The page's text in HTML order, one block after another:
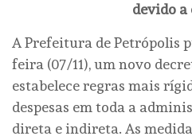
devido a
A Prefeitura de Petrópolis
feira (07/11), um novo
estabelece regras mais
despesas em toda a
direta e indireta. As